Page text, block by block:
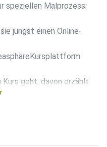
speziellen Malprozess:
jüngst einen Online-
Kurs geht, davon erzählt